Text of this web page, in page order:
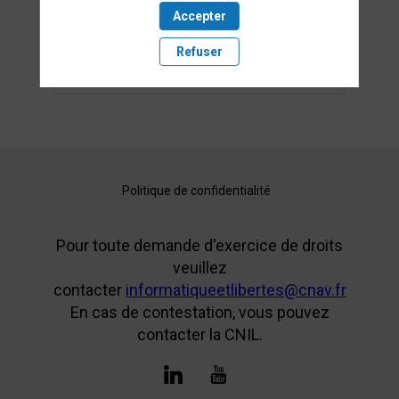
contenu de l'atelier auquel vous allez
participer ainsi que les autres ateliers
proposés dans le parcours de
Politique de confidentialité
Pour toute demande d'exercice de droits
veuillez
contacter informatiqueetlibertes@cnav.fr
En cas de contestation, vous pouvez
contacter la CNIL.
Accepter
Refuser